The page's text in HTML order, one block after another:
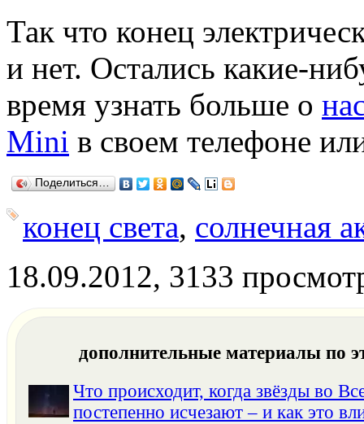
Так что конец
и нет. Остались какие-
время узнать больше о
Mini в своем телефоне
Поделиться…
конец света, солнечная
18.09.2012, 3133
дополнительные материалы по
Что происходит, когда звёзды во
постепенно исчезают – и как это